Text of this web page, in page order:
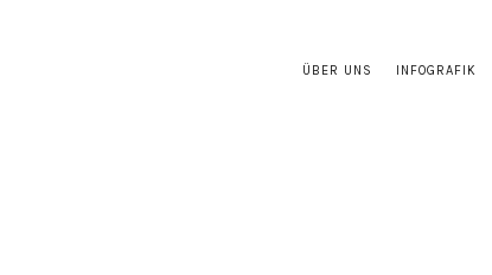
ÜBER UNS INFOGRAFIK